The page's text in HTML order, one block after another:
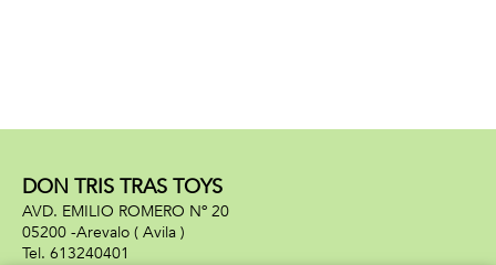
DON TRIS TRAS TOYS
AVD. EMILIO ROMERO Nº 20
05200 -Arevalo ( Avila )
613240401